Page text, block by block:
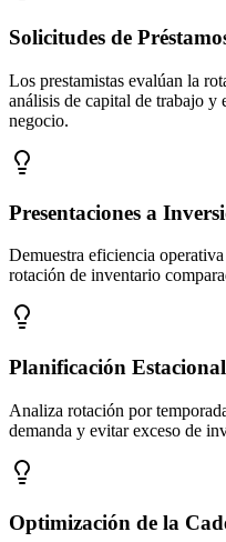
Solicitudes de
Los prestamistas evalúan la
análisis de capital de trabajo y
negocio.
Presentaciones a
Demuestra eficiencia
rotación de inventario
Planificación Estacional
Analiza rotación por
demanda y evitar exceso de
Optimización de la